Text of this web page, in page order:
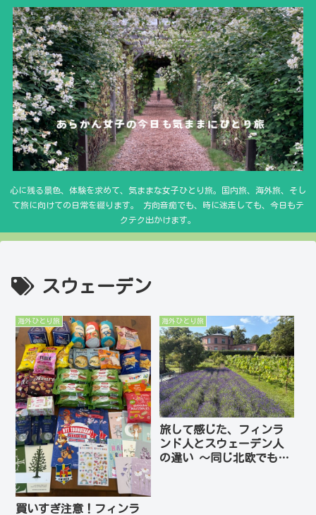
心に残る景色、体験を求めて、気ままな女子ひとり旅。国内旅、海外旅、そし
て旅に向けての日常を綴ります。 方向音痴でも、時に迷走しても、今日もテ
クテク出かけます。
スウェーデン
海外ひとり旅
買いすぎ注意！フィンラ
海外ひとり旅
旅して感じた、フィンラ
ンド人とスウェーデン人
の違い ～同じ北欧でも、